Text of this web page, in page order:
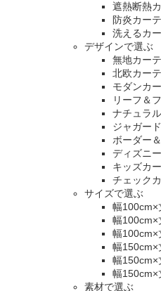
遮熱断熱
防炎カー
洗えるカ
デザインで選ぶ
無地カー
北欧カー
モダンカ
リーフ＆
ナチュラ
ジャガー
ボーダー
ディズニ
キッズカ
チェック
サイズで選ぶ
幅100cm×
幅100cm×
幅100cm×
幅150cm×
幅150cm×
幅150cm×
素材で選ぶ